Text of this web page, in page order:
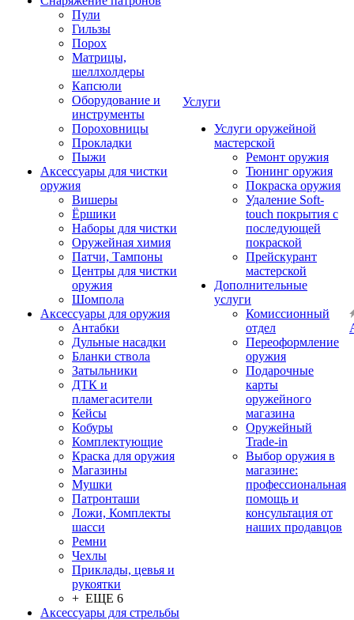
Пули
Гильзы
Порох
Матрицы,
шеллхолдеры
Капсюли
Оборудование и
инструменты
Пороховницы
Прокладки
Пыжи
Аксессуары для чистки
оружия
Вишеры
Ёршики
Наборы для чистки
Оружейная химия
Патчи, Тампоны
Центры для чистки
оружия
Шомпола
Аксессуары для оружия
Антабки
Дульные насадки
Бланки ствола
Затыльники
ДТК и
пламегасители
Кейсы
Кобуры
Комплектующие
Краска для оружия
Магазины
Мушки
Патронташи
Ложи, Комплекты
шасси
Ремни
Чехлы
Приклады, цевья и
рукоятки
+ ЕЩЕ 6
Аксессуары для стрельбы
Услуги
Услуги оружейной
мастерской
Ремонт оружия
Тюнинг оружия
Покраска оружия
Удаление Soft-
touch покрытия с
последующей
покраской
Прейскурант
мастерской
Дополнительные
услуги
Комиссионный
отдел
Переоформление
оружия
Подарочные
карты
оружейного
магазина
Оружейный
Trade-in
Выбор оружия в
магазине:
профессиональная
помощь и
консультация от
наших продавцов